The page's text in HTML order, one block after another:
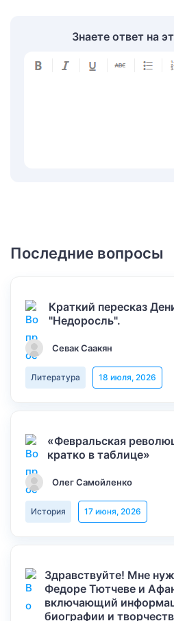
Знаете ответ на
Последние вопросы
Краткий пересказ
"Недоросль".
Севак Саакян
Литература 18 июля, 2026
«Февральская
кратко в таблице»
Олег Самойленко
История 17 июня, 2026
Здравствуйте! Мне
Федоре Тютчеве и
включающий
биографии и